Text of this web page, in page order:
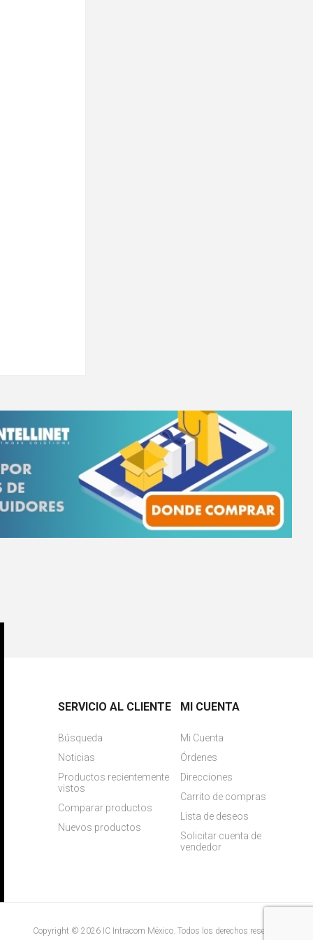
SERVICIO AL CLIENTE
Búsqueda
Noticias
Productos recientemente
vistos
Comparar productos
Nuevos productos
MI CUENTA
Mi Cuenta
Órdenes
Direcciones
Carrito de compras
Lista de deseos
Solicitar cuenta de
vendedor
Copyright © 2026 IC Intracom México. Todos los derechos reservados.